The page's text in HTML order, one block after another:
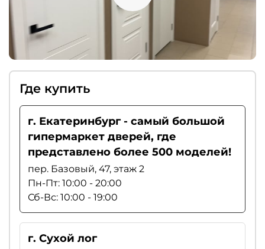
Где купить
г. Екатеринбург - самый большой
гипермаркет дверей, где
представлено более 500 моделей!
пер. Базовый, 47, этаж 2
Пн-Пт: 10:00 - 20:00
Сб-Вс: 10:00 - 19:00
г. Сухой лог